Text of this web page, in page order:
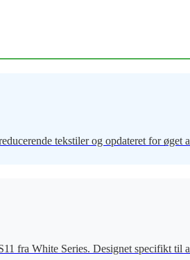
tekstiler og opdateret for øget
fra White Series. Designet specifikt